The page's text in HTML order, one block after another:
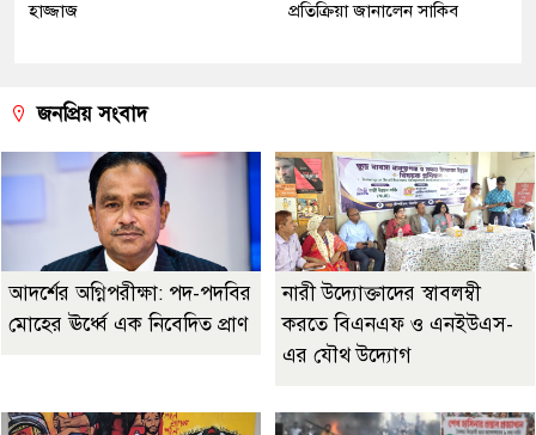
হাজ্জাজ
প্রতিক্রিয়া জানালেন সাকিব
জনপ্রিয় সংবাদ
আদর্শের অগ্নিপরীক্ষা: পদ-পদবির
মোহের ঊর্ধ্বে এক নিবেদিত প্রাণ
নারী উদ্যোক্তাদের স্বাবলম্বী
করতে বিএনএফ ও এনইউএস-
এর যৌথ উদ্যোগ